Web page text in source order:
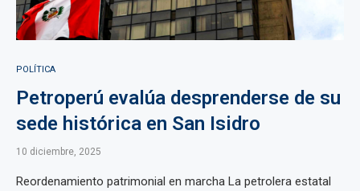
POLÍTICA
Petroperú evalúa desprenderse de su
sede histórica en San Isidro
10 diciembre, 2025
Reordenamiento patrimonial en marcha La petrolera estatal